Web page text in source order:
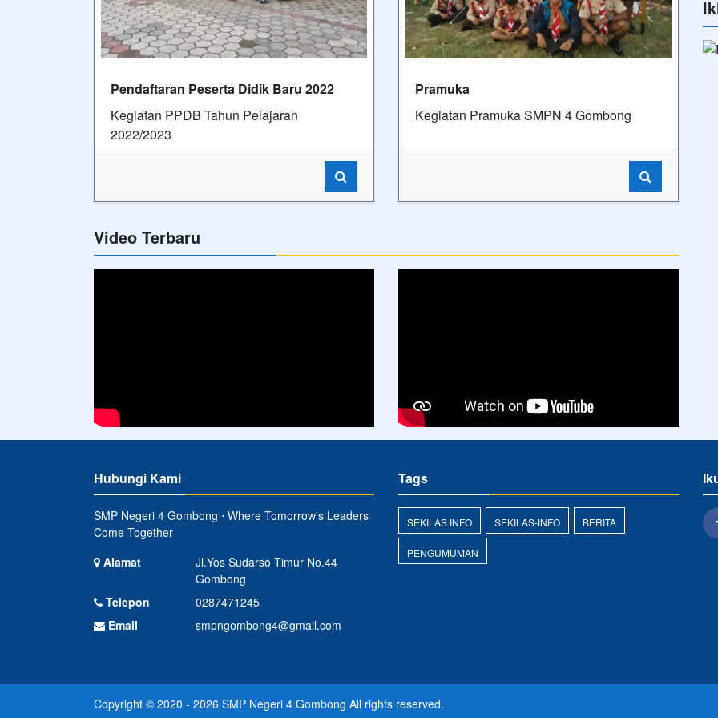
Pendaftaran Peserta Didik Baru 2022
Kegiatan PPDB Tahun Pelajaran
2022/2023
Pramuka
Kegiatan Pramuka SMPN 4 Gombong
Video Terbaru
Hubungi Kami
SMP Negeri 4 Gombong ⋅ Where Tomorrow's Leaders
Come Together
Alamat
Jl.Yos Sudarso Timur No.44
Gombong
Telepon
0287471245
Email
smpngombong4@gmail.com
Tags
SEKILAS INFO SEKILAS-INFO BERITA
PENGUMUMAN
Copyright © 2020 - 2026 SMP Negeri 4 Gombong All rights reserved.